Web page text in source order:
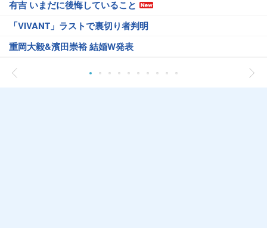
有吉 いまだに後悔していること
「VIVANT」ラストで裏切り者判明
重岡大毅&濱田崇裕 結婚W発表